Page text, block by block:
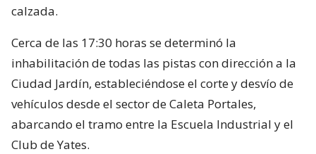
calzada.
Cerca de las 17:30 horas se determinó la
inhabilitación de todas las pistas con dirección a la
Ciudad Jardín, estableciéndose el corte y desvío de
vehículos desde el sector de Caleta Portales,
abarcando el tramo entre la Escuela Industrial y el
Club de Yates.